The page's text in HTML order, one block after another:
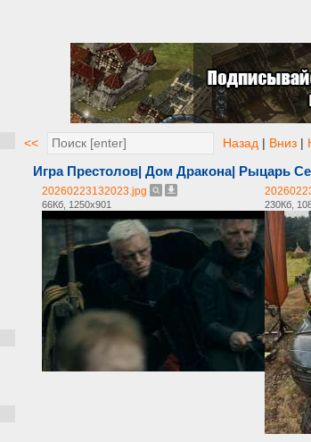
<< Назад | Вниз |
Игра Престолов| Дом Дракона| Рыцарь
20260223132023.jpg
66Кб, 1250x901 230Кб,